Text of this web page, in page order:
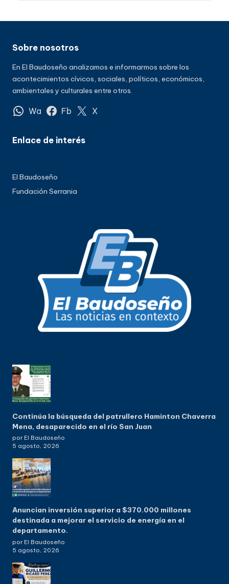
Sobre nosotros
En El Baudoseño analizamos e informarmos sobre los
acontecimientos cívicos, sociales, políticos, económicos,
ambientales y culturales entre otros.
Wa Fb X
Enlace de interés
El Baudoseño
Fundación Serrania
Continúa la búsqueda del patrullero Haminton Chaverra
Mena, desaparecido en el río San Juan
por El Baudoseño
5 agosto, 2026
Anuncian inversión superior a $370.000 millones
destinada a mejorar el servicio de energía en el
departamento.
por El Baudoseño
5 agosto, 2026